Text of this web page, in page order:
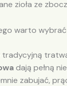
zioła ze
warto
tradycyjną
dają pełną
zabujać,